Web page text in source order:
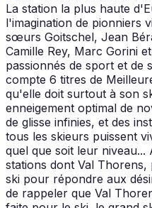
La station la plus haute
l'imagination de pionniers
sœurs Goitschel, Jean
Camille Rey, Marc Gorini
passionnés de sport et de
compte 6 titres de
qu'elle doit surtout à son
enneigement optimal de
de glisse infinies, et des
tous les skieurs puissent
quel que soit leur
stations dont Val
ski pour répondre aux
de rappeler que Val